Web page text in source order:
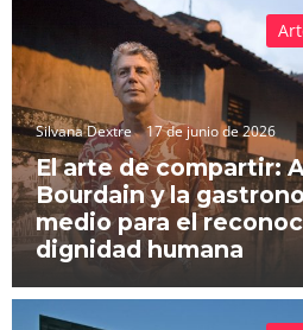
Silvana Dextre 17 de junio de 2026
El arte de compartir:
Bourdain y la
medio para el
dignidad humana